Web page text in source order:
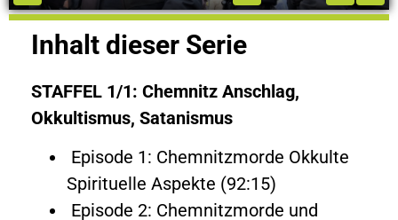
Inhalt dieser Serie
STAFFEL 1/1: Chemnitz Anschlag,
Okkultismus, Satanismus
Episode 1: Chemnitzmorde Okkulte
Spirituelle Aspekte (92:15)
Episode 2: Chemnitzmorde und